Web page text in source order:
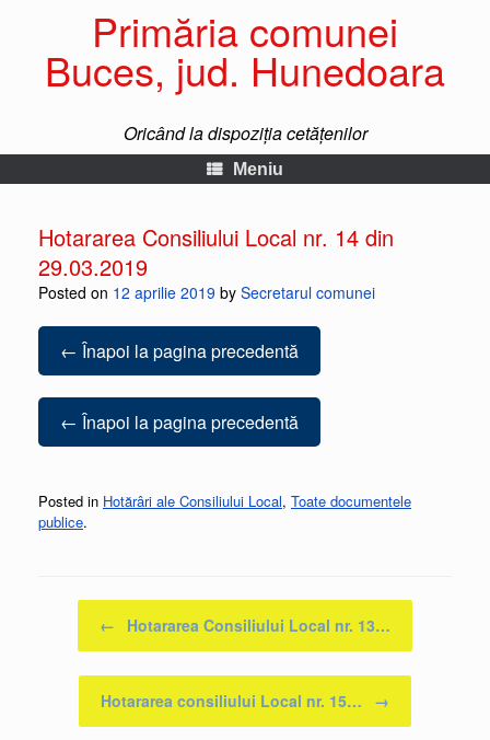
Primăria comunei
Buces, jud. Hunedoara
Oricând la dispoziția cetățenilor
Meniu
Hotararea Consiliului Local nr. 14 din
29.03.2019
Posted on 12 aprilie 2019 by Secretarul comunei
← Înapoi la pagina precedentă
← Înapoi la pagina precedentă
Posted in Hotărâri ale Consiliului Local, Toate documentele
publice.
Post navigation
← Hotararea Consiliului Local nr. 13…
Hotararea consiliului Local nr. 15… →